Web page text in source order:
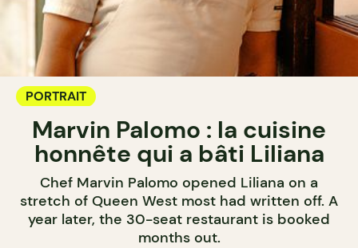
PORTRAIT
Marvin Palomo : la cuisine
honnête qui a bâti Liliana
Chef Marvin Palomo opened Liliana on a
stretch of Queen West most had written off. A
year later, the 30-seat restaurant is booked
months out.